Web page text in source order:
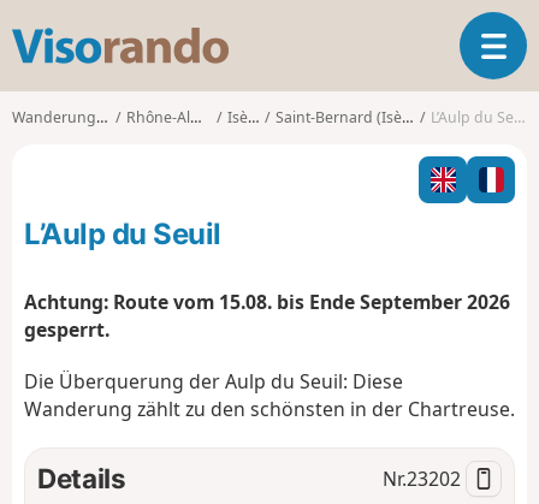
s
o
T
o
g
l
n
g
o
Wanderungen Rhône-Alpes Isère Saint-Bernard (Isère) L’Aulp du Seuil
L’Aulp du Seuil
Achtung: Route vom 15.08. bis Ende September 2026
gesperrt.
Die Überquerung der Aulp du Seuil: Diese
Wanderung zählt zu den schönsten in der Chartreuse.
Details Nr.23202